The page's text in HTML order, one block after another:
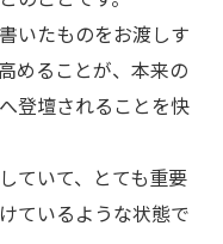
いたものをお渡しす
めることが、本来の
登壇されることを快
ていて、とても重要
ているような状態で